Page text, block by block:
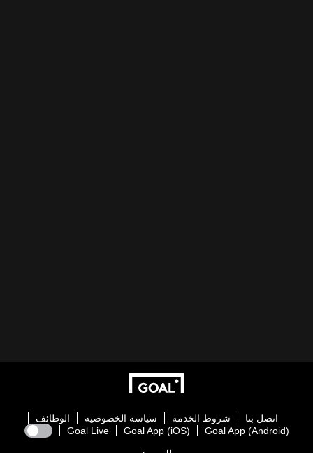
اتصل بنا شروط الخدمة سياسة الخصوصية
الوظائف
Goal App (Android)
Goal App (iOS)
Goal Live